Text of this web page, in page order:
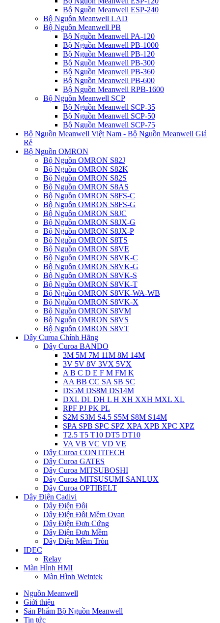
Bộ Nguồn Meanwell ESP-240
Bộ Nguồn Meanwell LAD
Bộ Nguồn Meanwell PB
Bộ Nguồn Meanwell PA-120
Bộ Nguồn Meanwell PB-1000
Bộ Nguồn Meanwell PB-120
Bộ Nguồn Meanwell PB-300
Bộ Nguồn Meanwell PB-360
Bộ Nguồn Meanwell PB-600
Bộ Nguồn Meanwell RPB-1600
Bộ Nguồn Meanwell SCP
Bộ Nguồn Meanwell SCP-35
Bộ Nguồn Meanwell SCP-50
Bộ Nguồn Meanwell SCP-75
Bộ Nguồn Meanwell Việt Nam - Bộ Nguồn Meanwell Giá
Rẻ
Bộ Nguồn OMRON
Bộ Nguồn OMRON S82J
Bộ Nguồn OMRON S82K
Bộ Nguồn OMRON S82S
Bộ Nguồn OMRON S8AS
Bộ Nguồn OMRON S8FS-C
Bộ Nguồn OMRON S8FS-G
Bộ Nguồn OMRON S8JC
Bộ Nguồn OMRON S8JX-G
Bộ Nguồn OMRON S8JX-P
Bộ Nguồn OMRON S8TS
Bộ Nguồn OMRON S8VE
Bộ Nguồn OMRON S8VK-C
Bộ Nguồn OMRON S8VK-G
Bộ Nguồn OMRON S8VK-S
Bộ Nguồn OMRON S8VK-T
Bộ Nguồn OMRON S8VK-WA-WB
Bộ Nguồn OMRON S8VK-X
Bộ Nguồn OMRON S8VM
Bộ Nguồn OMRON S8VS
Bộ Nguồn OMRON S8VT
Dây Curoa Chính Hãng
Dây Curoa BANDO
3M 5M 7M 11M 8M 14M
3V 5V 8V 3VX 5VX
A B C D E F M FM K
AA BB CC SA SB SC
DS5M DS8M DS14M
DXL DL DH L H XH XXH MXL XL
RPF PJ PK PL
S2M S3M S4.5 S5M S8M S14M
SPA SPB SPC SPZ XPA XPB XPC XPZ
T2.5 T5 T10 DT5 DT10
VA VB VC VD VE
Dây Curoa CONTITECH
Dây Curoa GATES
Dây Curoa MITSUBOSHI
Dây Curoa MITSUSUMI SANLUX
Dây Curoa OPTIBELT
Dây Điện Cadivi
Dây Điện Đôi
Dây Điện Đôi Mềm Ovan
Dây Điện Đơn Cứng
Dây Điện Đơn Mềm
Dây Điện Mềm Tròn
IDEC
Relay
Màn Hình HMI
Màn Hình Weintek
Nguồn Meanwell
Giới thiệu
Sản Phẩm Bộ Nguồn Meanwell
Tin tức